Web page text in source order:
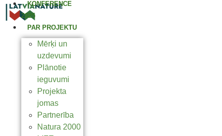
KONFERENCE
2025
PAR PROJEKTU
Mērķi un
uzdevumi
Plānotie
ieguvumi
Projekta
jomas
Partnerība
Natura 2000